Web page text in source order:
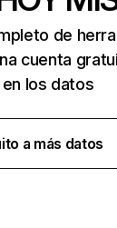
de
cuenta
los datos
a más datos